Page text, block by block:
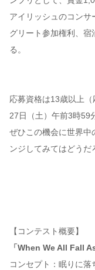
アイリッシュのコンサ
グリート参加権利、
る。
応募資格は13歳以上
27日（土）午前3時59
ぜひこの機会に世界中
ンジしてみてはどうだ
【コンテスト概要】
「When We All Fall
コンセプト：眠りに